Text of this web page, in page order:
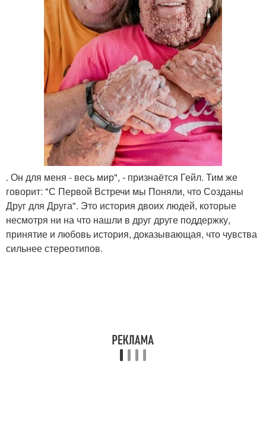
. Он для меня - весь мир", - признаётся Гейл. Тим же
говорит: "С Первой Встречи мы Поняли, что Созданы
Друг для Друга". Это история двоих людей, которые
несмотря ни на что нашли в друг друге поддержку,
принятие и любовь история, доказывающая, что чувства
сильнее стереотипов.